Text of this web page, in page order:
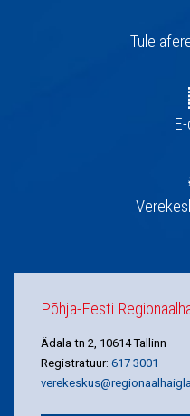
navigatsioon
Tule
Põhja-Eesti
Ädala tn 2, 10614 Tallinn
Registratuur: 617 3001